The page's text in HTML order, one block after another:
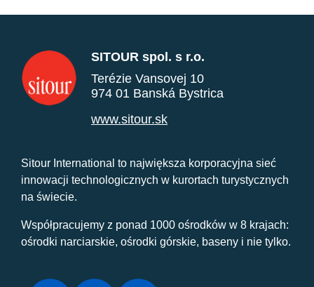
SITOUR spol. s r.o.
Terézie Vansovej 10
974 01 Banská Bystrica
www.sitour.sk
Sitour International to największa korporacyjna sieć
innowacji technologicznych w kurortach turystycznych
na świecie.
Współpracujemy z ponad 1000 ośrodków w 8 krajach:
ośrodki narciarskie, ośrodki górskie, baseny i nie tylko.